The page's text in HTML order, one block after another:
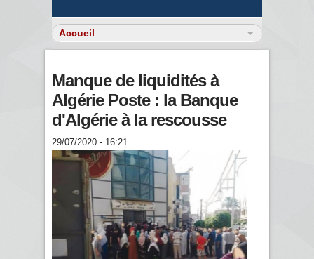
Manque de liquidités à
Algérie Poste : la Banque
d'Algérie à la rescousse
29/07/2020 - 16:21